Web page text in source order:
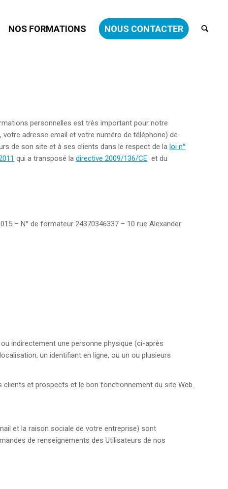
NOS FORMATIONS NOUS CONTACTER
personnelles est très important pour notre
adresse email et votre numéro de téléphone) de
de son site et à ses clients dans le respect de la loi n°
qui a transposé la directive 2009/136/CE et du
– N° de formateur 24370346337 – 10 rue Alexander
indirectement une personne physique (ci-après
un identifiant en ligne, ou un ou plusieurs
et prospects et le bon fonctionnement du site Web.
et la raison sociale de votre entreprise) sont
de renseignements des Utilisateurs de nos